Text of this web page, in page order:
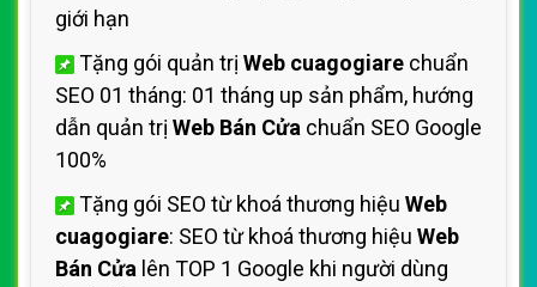
giới hạn
Tặng gói quản trị Web cuagogiare chuẩn
SEO 01 tháng: 01 tháng up sản phẩm, hướng
dẫn quản trị Web Bán Cửa chuẩn SEO Google
100%
Tặng gói SEO từ khoá thương hiệu Web
cuagogiare: SEO từ khoá thương hiệu Web
Bán Cửa lên TOP 1 Google khi người dùng